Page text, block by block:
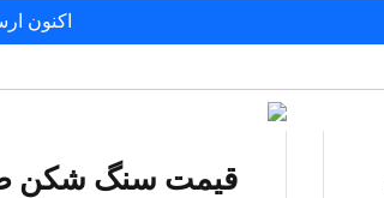
قیمت سنگ شکن